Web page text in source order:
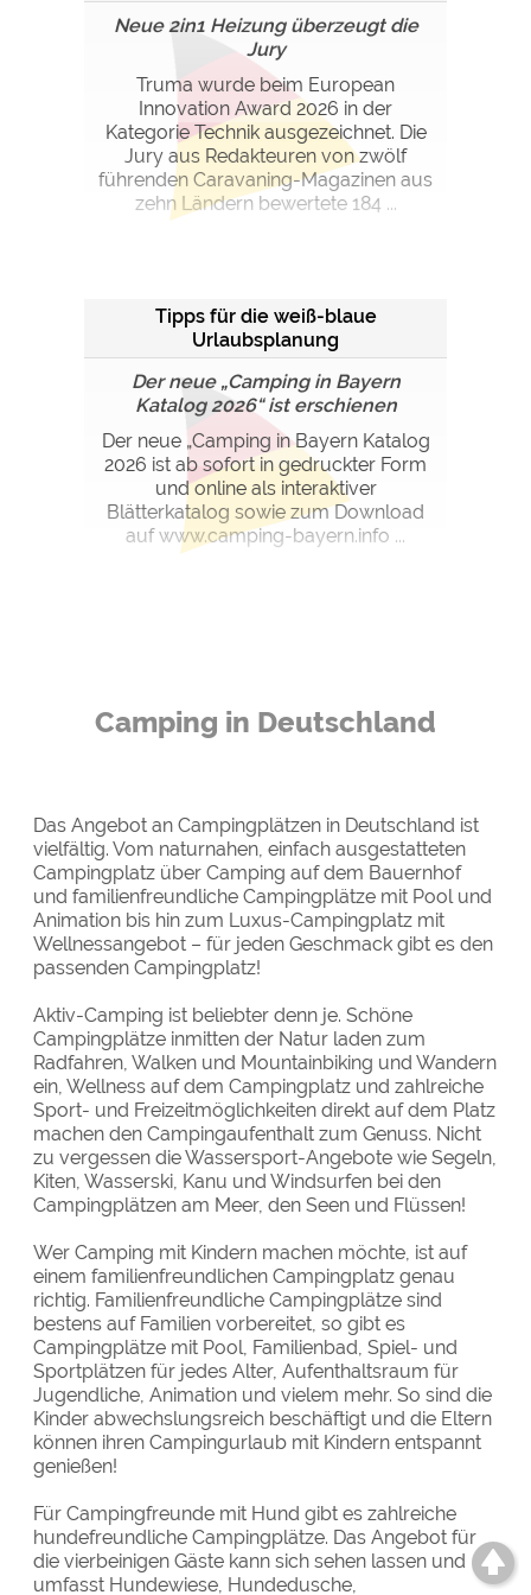
Neue 2in1 Heizung überzeugt die
Jury
Truma wurde beim European
Innovation Award 2026 in der
Kategorie Technik ausgezeichnet. Die
Jury aus Redakteuren von zwölf
führenden Caravaning-Magazinen aus
zehn Ländern bewertete 184 ...
Tipps für die weiß-blaue
Urlaubsplanung
Der neue „Camping in Bayern
Katalog 2026“ ist erschienen
Der neue „Camping in Bayern Katalog
2026 ist ab sofort in gedruckter Form
und online als interaktiver
Blätterkatalog sowie zum Download
auf www.camping-bayern.info ...
Camping in Deutschland
Das Angebot an Campingplätzen in Deutschland ist
vielfältig. Vom naturnahen, einfach ausgestatteten
Campingplatz über Camping auf dem Bauernhof
und familienfreundliche Campingplätze mit Pool und
Animation bis hin zum Luxus-Campingplatz mit
Wellnessangebot – für jeden Geschmack gibt es den
passenden Campingplatz!
Aktiv-Camping ist beliebter denn je. Schöne
Campingplätze inmitten der Natur laden zum
Radfahren, Walken und Mountainbiking und Wandern
ein, Wellness auf dem Campingplatz und zahlreiche
Sport- und Freizeitmöglichkeiten direkt auf dem Platz
machen den Campingaufenthalt zum Genuss. Nicht
zu vergessen die Wassersport-Angebote wie Segeln,
Kiten, Wasserski, Kanu und Windsurfen bei den
Campingplätzen am Meer, den Seen und Flüssen!
Wer Camping mit Kindern machen möchte, ist auf
einem familienfreundlichen Campingplatz genau
richtig. Familienfreundliche Campingplätze sind
bestens auf Familien vorbereitet, so gibt es
Campingplätze mit Pool, Familienbad, Spiel- und
Sportplätzen für jedes Alter, Aufenthaltsraum für
Jugendliche, Animation und vielem mehr. So sind die
Kinder abwechslungsreich beschäftigt und die Eltern
können ihren Campingurlaub mit Kindern entspannt
genießen!
Für Campingfreunde mit Hund gibt es zahlreiche
hundefreundliche Campingplätze. Das Angebot für
die vierbeinigen Gäste kann sich sehen lassen und
umfasst Hundewiese, Hundedusche,